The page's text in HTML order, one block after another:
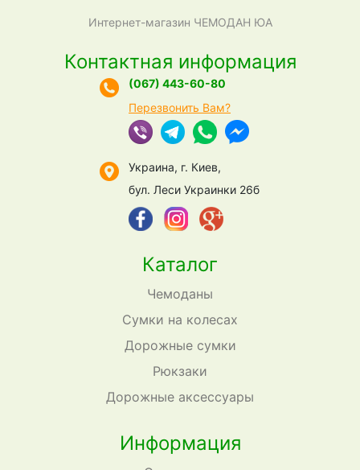
Интернет-магазин ЧЕМОДАН ЮА
Каталог
Чемоданы
Сумки на колесах
Дорожные сумки
Рюкзаки
Дорожные аксессуары
Информация
Контактная информация
(067) 443-60-80
Перезвонить Вам?
Украина, г. Киев,
бул. Леси Украинки 26б